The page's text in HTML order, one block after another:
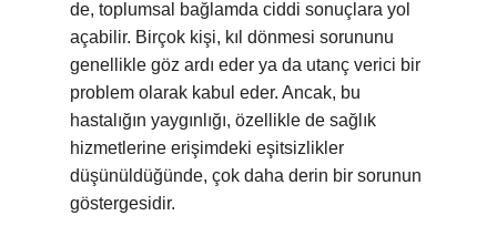
de, toplumsal bağlamda ciddi sonuçlara yol
açabilir. Birçok kişi, kıl dönmesi sorununu
genellikle göz ardı eder ya da utanç verici bir
problem olarak kabul eder. Ancak, bu
hastalığın yaygınlığı, özellikle de sağlık
hizmetlerine erişimdeki eşitsizlikler
düşünüldüğünde, çok daha derin bir sorunun
göstergesidir.